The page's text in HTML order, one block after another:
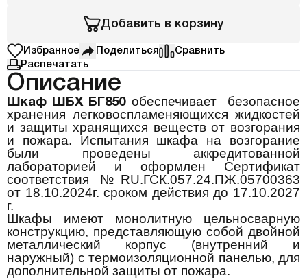
Добавить в корзину
Избранное Поделиться
Сравнить
Распечатать
Описание
Шкаф ШБХ БГ850 обеспечивает
безопасное
хранения легковоспламеняющихся жидкостей
и защиты хранящихся веществ от возгорания
и пожара. Испытания шкафа на возгорание
были проведены аккредитованной
лабораторией и оформлен Сертификат
соответствия № RU.ГСК.057.24.ПЖ.05700363
от 18.10.2024г. сроком действия до 17.10.2027
г.
Шкафы имеют монолитную цельносварную
конструкцию, представляющую собой двойной
металлический корпус (внутренний и
наружный) с термоизоляционной панелью, для
дополнительной защиты от пожара.